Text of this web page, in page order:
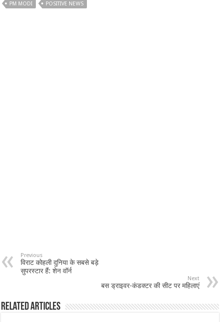
PM MODI
POSITIVE NEWS
Previous
विराट कोहली दुनिया के सबसे बड़े
सुपरस्टार हैं: शेन वॉर्न
Next
बस ड्राइवर-कंडक्टर की सीट पर महिलाएं
Related Articles